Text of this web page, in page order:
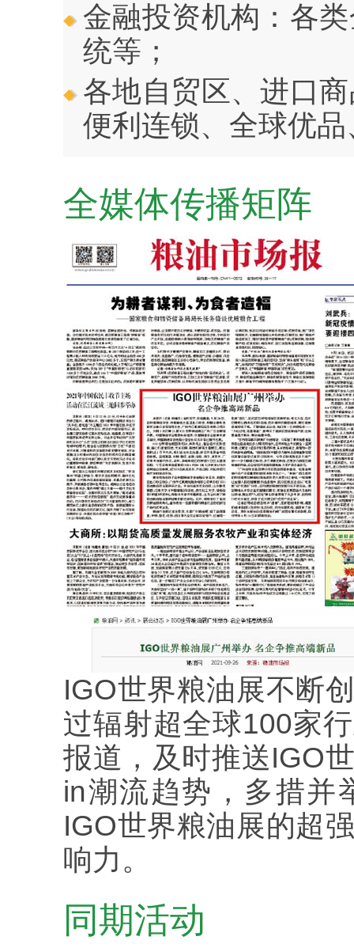
金融投资机构：各
统等；
各地自贸区、进口
便利连锁、全球优
全媒体传播矩阵
IGO世界粮油展不断
过辐射超全球100家
报道，及时推送IGO
in潮流趋势，多措并
IGO世界粮油展的超
响力。
同期活动